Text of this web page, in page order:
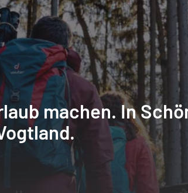
machen. In